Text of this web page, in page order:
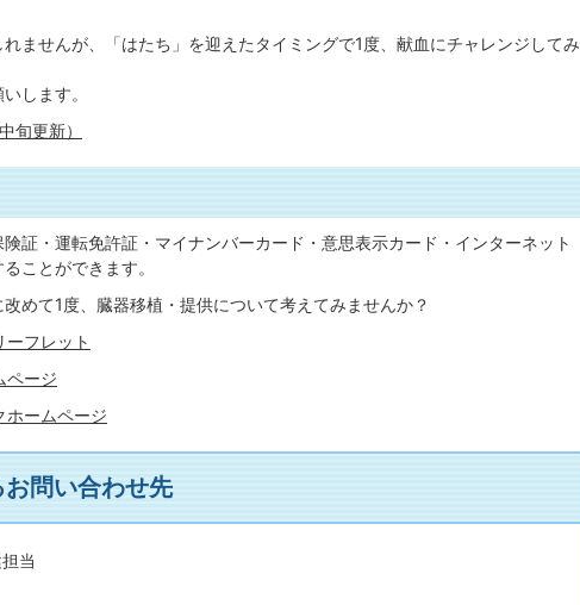
ませんが、「はたち」を迎えたタイミングで1度、献血にチャレンジしてみ
します。
旬更新）
証・運転免許証・マイナンバーカード・意思表示カード・インターネット
ことができます。
改めて1度、臓器移植・提供について考えてみませんか？
ーフレット
ページ
ホームページ
問い合わせ先
当